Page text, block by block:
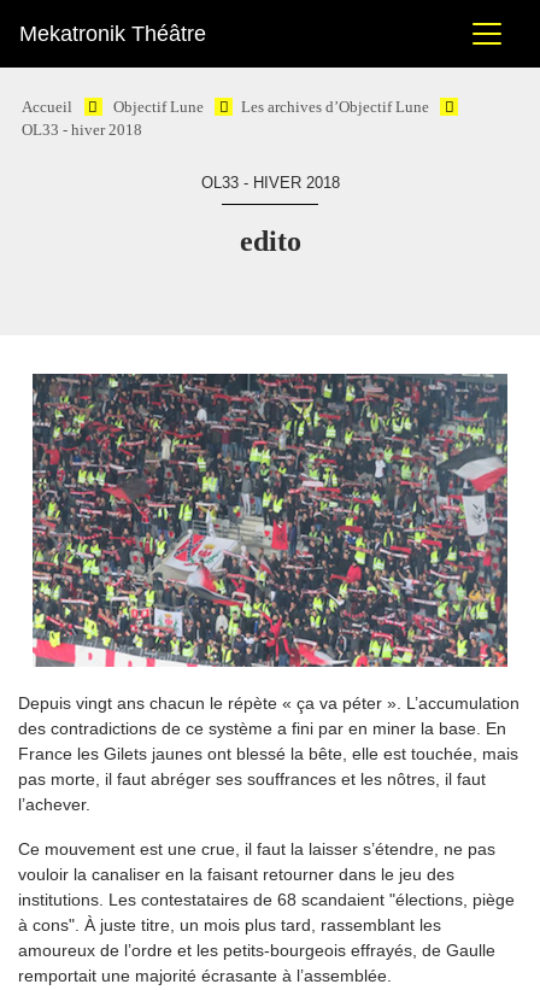
Mekatronik Théâtre
Accueil Objectif Lune
Les archives d’Objectif Lune
OL33 - hiver 2018
OL33 - HIVER 2018
edito
Depuis vingt ans chacun le répète « ça va péter ». L’accumulation
des contradictions de ce système a fini par en miner la base. En
France les Gilets jaunes ont blessé la bête, elle est touchée, mais
pas morte, il faut abréger ses souffrances et les nôtres, il faut
l’achever.
Ce mouvement est une crue, il faut la laisser s’étendre, ne pas
vouloir la canaliser en la faisant retourner dans le jeu des
institutions. Les contestataires de 68 scandaient "élections, piège
à cons". À juste titre, un mois plus tard, rassemblant les
amoureux de l’ordre et les petits-bourgeois effrayés, de Gaulle
remportait une majorité écrasante à l’assemblée.